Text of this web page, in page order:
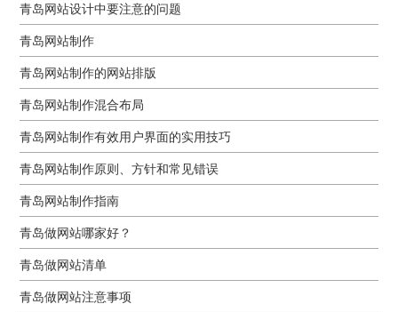
青岛网站设计中要注意的问题
青岛网站制作
青岛网站制作的网站排版
青岛网站制作混合布局
青岛网站制作有效用户界面的实用技巧
青岛网站制作原则、方针和常见错误
青岛网站制作指南
青岛做网站哪家好？
青岛做网站清单
青岛做网站注意事项